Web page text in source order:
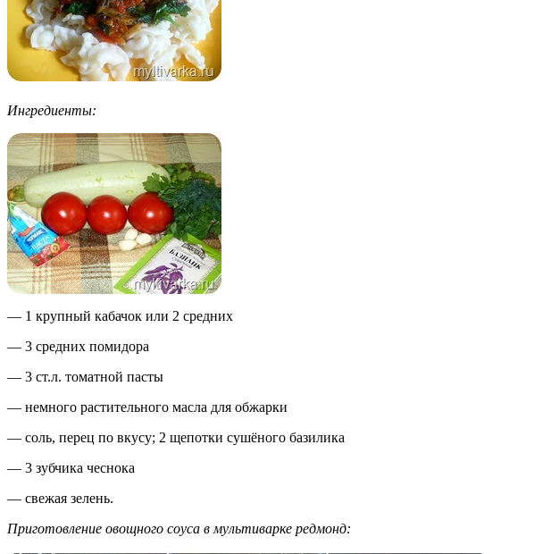
Ингредиенты:
— 1 крупный кабачок или 2 средних
— 3 средних помидора
— 3 ст.л. томатной пасты
— немного растительного масла для обжарки
— соль, перец по вкусу; 2 щепотки сушёного базилика
— 3 зубчика чеснока
— свежая зелень.
Приготовление овощного соуса в мультиварке редмонд: